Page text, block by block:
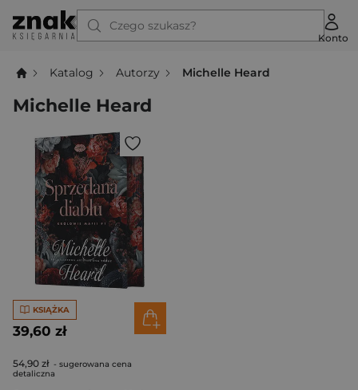
Czego szukasz?
Konto
Katalog Autorzy Michelle Heard
Michelle Heard
KSIĄŻKA
39,60 zł
54,90 zł - sugerowana cena
detaliczna